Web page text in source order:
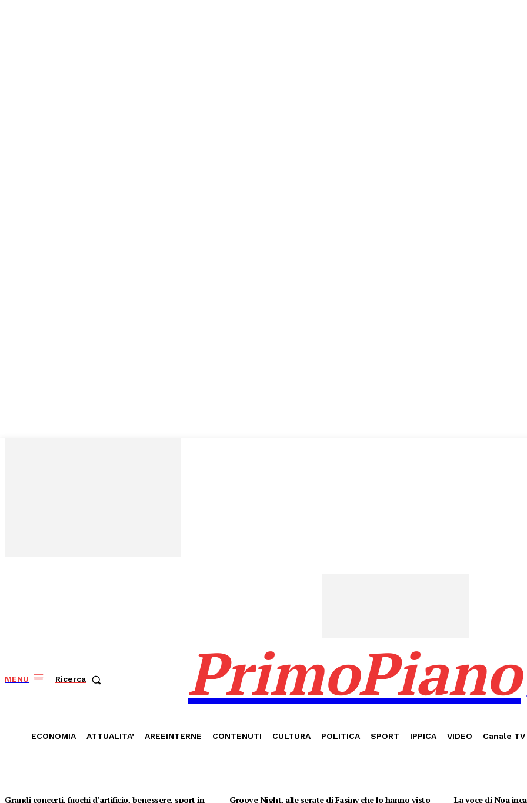
MENU Ricerca PrimoPiano
ECONOMIA ATTUALITA’ AREEINTERNE CONTENUTI CULTURA POLITICA SPORT IPPICA VIDEO Canale
Grandi concerti, fuochi d’artificio, benessere, sport in
Groove Night, alle serate di Fasiny che lo hanno visto
La voce di Noa